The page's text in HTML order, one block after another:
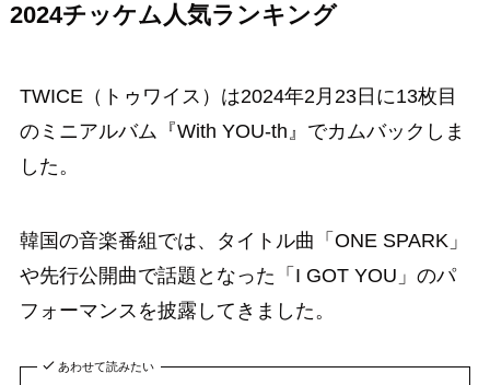
2024チッケム人気ランキング
TWICE（トゥワイス）は2024年2月23日に13枚目
のミニアルバム『With YOU-th』でカムバックしま
した。
韓国の音楽番組では、タイトル曲「ONE SPARK」
や先行公開曲で話題となった「I GOT YOU」のパ
フォーマンスを披露してきました。
あわせて読みたい